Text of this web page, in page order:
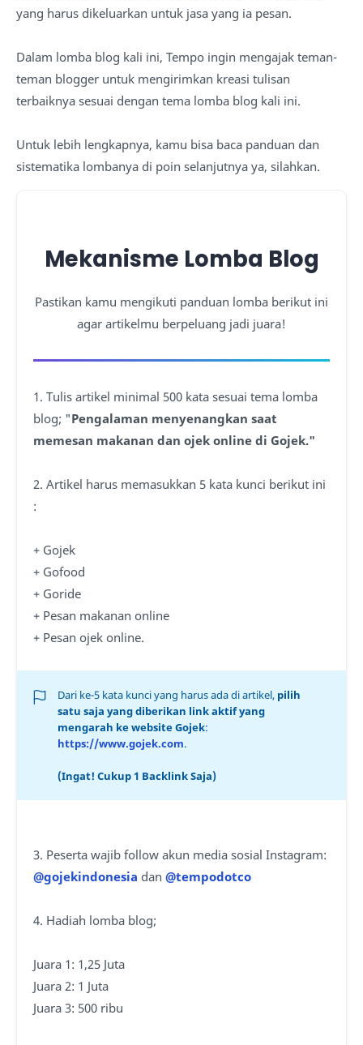
yang harus dikeluarkan untuk jasa yang ia pesan.
Dalam lomba blog kali ini, Tempo ingin mengajak teman-
teman blogger untuk mengirimkan kreasi tulisan
terbaiknya sesuai dengan tema lomba blog kali ini.
Untuk lebih lengkapnya, kamu bisa baca panduan dan
sistematika lombanya di poin selanjutnya ya, silahkan.
Mekanisme Lomba Blog
Pastikan kamu mengikuti panduan lomba berikut ini
agar artikelmu berpeluang jadi juara!
1. Tulis artikel minimal 500 kata sesuai tema lomba
blog; "Pengalaman menyenangkan saat
memesan makanan dan ojek online di Gojek."
2. Artikel harus memasukkan 5 kata kunci berikut ini
:
+ Gojek
+ Gofood
+ Goride
+ Pesan makanan online
+ Pesan ojek online.
Dari ke-5 kata kunci yang harus ada di artikel, pilih
satu saja yang diberikan link aktif yang
mengarah ke website Gojek:
https://www.gojek.com.
(Ingat! Cukup 1 Backlink Saja)
3. Peserta wajib follow akun media sosial Instagram:
@gojekindonesia dan @tempodotco
4. Hadiah lomba blog;
Juara 1: 1,25 Juta
Juara 2: 1 Juta
Juara 3: 500 ribu